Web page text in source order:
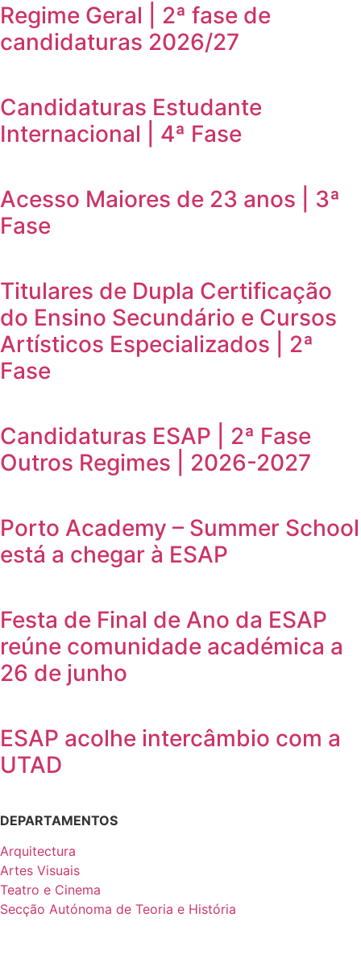
Regime Geral | 2ª fase de
candidaturas 2026/27
Candidaturas Estudante
Internacional | 4ª Fase
Acesso Maiores de 23 anos | 3ª
Fase
Titulares de Dupla Certificação
do Ensino Secundário e Cursos
Artísticos Especializados | 2ª
Fase
Candidaturas ESAP | 2ª Fase
Outros Regimes | 2026-2027
Porto Academy – Summer School
está a chegar à ESAP
Festa de Final de Ano da ESAP
reúne comunidade académica a
26 de junho
ESAP acolhe intercâmbio com a
UTAD
DEPARTAMENTOS
Arquitectura
Artes Visuais
Teatro e Cinema
Secção Autónoma de Teoria e História